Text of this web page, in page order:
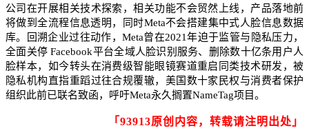
公司在开展相关技术探索，相关功能不会贸然上线，产品落地前
将做到全流程信息透明，同时Meta不会搭建集中式人脸信息数据
库。回溯企业过往动作，Meta曾在2021年迫于监管与隐私压力，
全面关停 Facebook平台全域人脸识别服务、删除数十亿条用户人
脸样本，如今转头在消费级智能眼镜赛道重启同类技术研发，被
隐私机构直指重蹈过往合规覆辙，美国数十家民权与消费者保护
组织此前已联名致函，呼吁Meta永久搁置NameTag项目。
「93913原创内容，转载请注明出处」